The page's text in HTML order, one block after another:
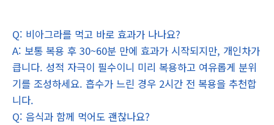
Q: 비아그라를 먹고 바로 효과가 나나요?
A: 보통 복용 후 30~60분 만에 효과가 시작되지만, 개인차가
큽니다. 성적 자극이 필수이니 미리 복용하고 여유롭게 분위
기를 조성하세요. 흡수가 느린 경우 2시간 전 복용을 추천합
니다.
Q: 음식과 함께 먹어도 괜찮나요?